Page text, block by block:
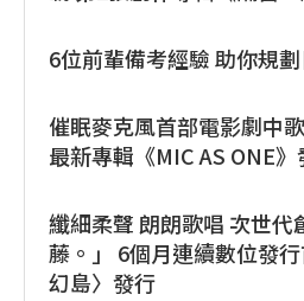
6位前輩備考經驗 助你規
催眠麥克風首部電影劇中
最新專輯《MIC AS ONE》
纖細柔聲 朗朗歌唱 次世代
藤。」 6個月連續數位發
幻島〉發行